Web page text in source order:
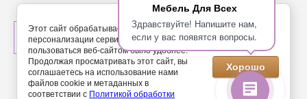
Мебель Для Всех
Здравствуйте! Напишите нам,
если у вас появятся вопросы.
НАЗАД
Этот сайт обрабатывает Cookies с целью
персонализации сервисов и чтобы
пользоваться веб-сайтом было удобнее.
Продолжая просматривать этот сайт, вы
соглашаетесь на использование нами
файлов cookie и метаданных в
соответствии с Политикой обработки
Хорошо